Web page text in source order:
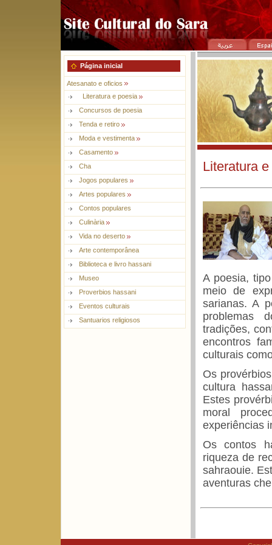
Página inicial
Atesanato e oficios
Literatura e poesia
Concursos de poesia
Tenda e retiro
Moda e vestimenta
Casamento
Cha
Jogos populares
Artes populares
Contos populares
Culinària
Vida no deserto
Arte contemporânea
Biblioteca e livro hassani
Museo
Proverbios hassani
Eventos culturais
Santuarios religiosos
Literatura
A poesia,
meio de
sarianas. A
problemas
tradições,
encontros
culturais
Os
cultura
Estes
moral
experiências
Os contos
riqueza de
sahraouie.
aventuras